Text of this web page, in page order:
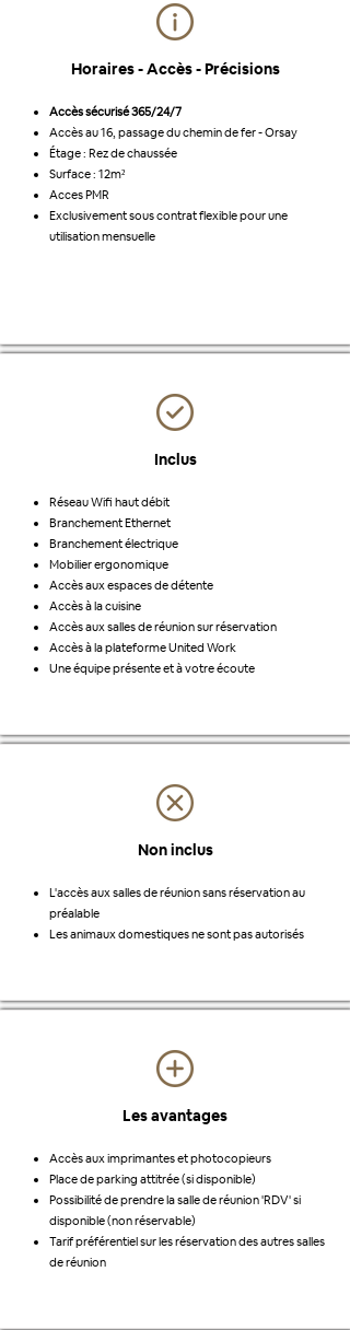
Horaires - Accès - Précisions
Accès sécurisé 365/24/7
Accès au 16, passage du chemin de fer - Orsay
Étage : Rez de chaussée
Surface : 12m²
Acces PMR
Exclusivement sous contrat flexible pour une
utilisation mensuelle
Inclus
Réseau Wifi haut débit
Branchement Ethernet
Branchement électrique
Mobilier ergonomique
Accès aux espaces de détente
Accès à la cuisine
Accès aux salles de réunion sur réservation
Accès à la plateforme United Work
Une équipe présente et à votre écoute
Non inclus
L'accès aux salles de réunion sans réservation au
préalable
Les animaux domestiques ne sont pas autorisés
Les avantages
Accès aux imprimantes et photocopieurs
Place de parking attitrée (si disponible)
Possibilité de prendre la salle de réunion 'RDV' si
disponible (non réservable)
Tarif préférentiel sur les réservation des autres salles
de réunion